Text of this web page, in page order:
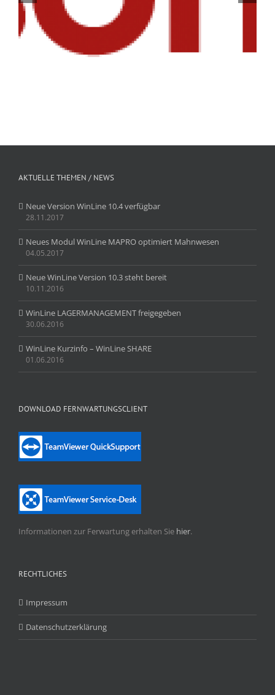
Neues Modul WinLine MAPRO optimiert Mahnwesen
AKTUELLE THEMEN / NEWS
Neue Version WinLine 10.4 verfügbar
28.11.2017
Neues Modul WinLine MAPRO optimiert Mahnwesen
04.05.2017
Neue WinLine Version 10.3 steht bereit
10.11.2016
WinLine LAGERMANAGEMENT freigegeben
30.06.2016
WinLine Kurzinfo – WinLine SHARE
01.06.2016
DOWNLOAD FERNWARTUNGSCLIENT
Informationen zur Ferwartung erhalten Sie hier.
RECHTLICHES
Impressum
Datenschutzerklärung